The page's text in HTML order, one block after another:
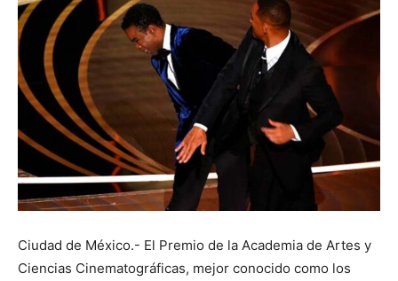
Ciudad de México.- El Premio de la Academia de Artes y
Ciencias Cinematográficas, mejor conocido como los